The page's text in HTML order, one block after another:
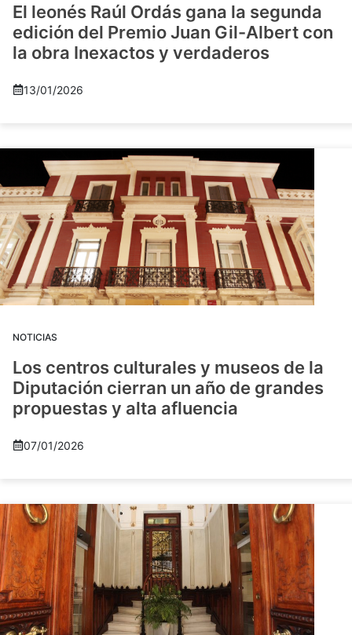
El leonés Raúl Ordás gana la segunda
edición del Premio Juan Gil-Albert con
la obra Inexactos y verdaderos
13/01/2026
NOTICIAS
Los centros culturales y museos de la
Diputación cierran un año de grandes
propuestas y alta afluencia
07/01/2026